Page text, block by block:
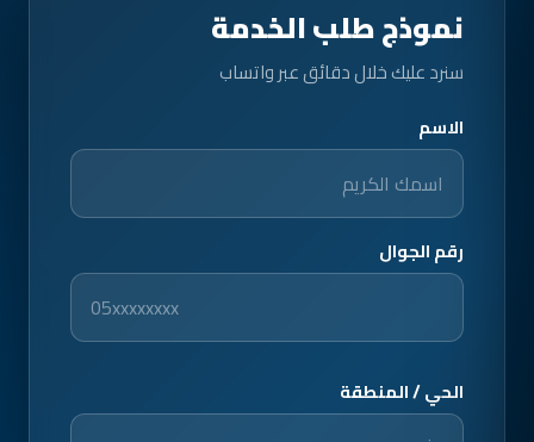
نموذج طلب الخدمة
سنرد عليك خلال دقائق عبر واتساب
الاسم
رقم الجوال
الحي / المنطقة